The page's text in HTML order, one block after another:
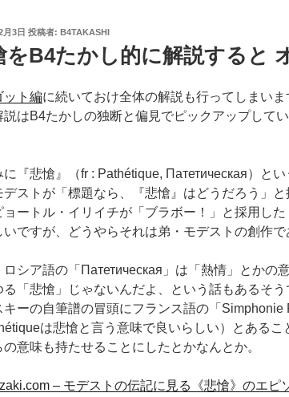
月3日 投稿者: B4TAKASHI
をB4たかし的に解説すると
ット編に続いておけ全体の解説も行ってしまいま
説はB4たかしの独断と偏見でピックアップして
に『悲愴』（fr : Pathétique, Патетическая）とい
デストが「標題なら、『悲愴』はどうだろう」と
ョートル・イリイチが「ブラボー！」と採用し
いですが、どうやらそれは弟・モデストの創作で
ロシア語の「 Патетическая 」は「熱情」とかの
る「悲愴」じゃないんだよ、という話もあるそう
キーの自筆譜の冒頭にフランス語の「 Simphonie
は悲愴と言う意味で良いらしい）とあるこ
の意味も持たせることにしたとかなんとか。
– モデストの伝記に見る《悲愴》のエピ